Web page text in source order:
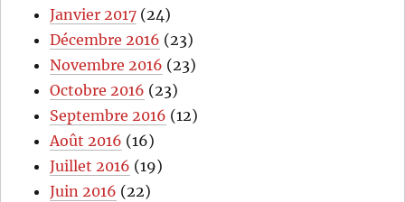
Janvier 2017 (24)
Décembre 2016 (23)
Novembre 2016 (23)
Octobre 2016 (23)
Septembre 2016 (12)
Août 2016 (16)
Juillet 2016 (19)
Juin 2016 (22)